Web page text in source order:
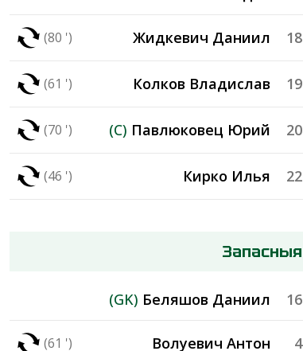
(80 ') Жидкевич Даниил 18
(61 ') Колков Владислав 19
(70 ') (C) Павлюковец Юрий 20
(46 ') Кирко Илья 22
Запасныя
(GK) Беляшов Даниил 16
(61 ') Волуевич Антон 4